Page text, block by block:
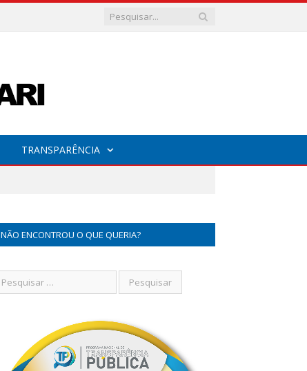
TRANSPARÊNCIA
NÃO ENCONTROU O QUE QUERIA?